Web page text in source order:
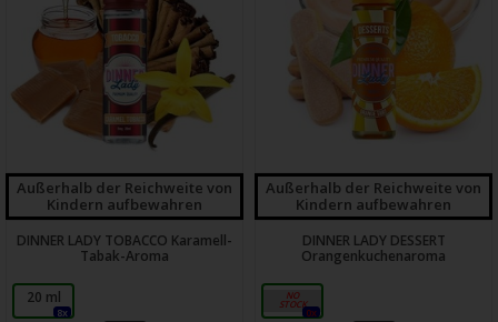
Außerhalb der Reichweite von
Kindern aufbewahren
DINNER LADY TOBACCO Karamell-
Tabak-Aroma
20 ml
8x
Außerhalb der Reichweite von
Kindern aufbewahren
DINNER LADY DESSERT
Orangenkuchenaroma
20 ml
0x